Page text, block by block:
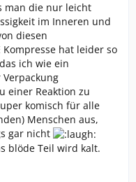
man die nur leicht
im Inneren und
diesen
Kompresse hat leider so
ich wie ein
einer Reaktion zu
komisch für alle
Menschen aus,
gar nicht
blöde Teil wird kalt.